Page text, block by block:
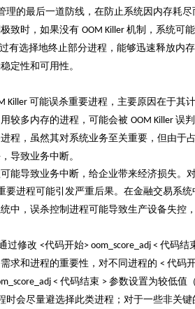
理的最后一道防线，在防止系统因内存耗
致时，如果没有 OOM Killer 机制，系统可
有选择地终止部分进程，能够迅速释放内
定性和可用性。
Killer 可能误杀重要进程，主要原因在于其
较多内存的进程，可能会被 OOM Killer 误
程，虽然其对系统业务至关重要，但由于
导致业务中断。
能导致业务中断，给企业带来经济损失
要进程可能引发严重后果。在金融交易系
中，误杀控制进程可能导致生产设备失控
过修改 <代码开始> oom_score_adj < 代码结
求和进程的重要性，对不同进程的 < 代码
< 代码结束 > 参数设置为较低值
时会尽量避选择此类进程；对于一些非关